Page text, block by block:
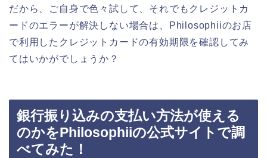
だから、ご自身で色々試して、それでもクレジットカ
ードのエラーが解決しない場合は、Philosophiiのお店
で利用したクレジットカードの有効期限を確認してみ
てはいかがでしょうか？
銀行振り込みの支払い方法が使える
のかをPhilosophiiの公式サイトで調
べてみた！